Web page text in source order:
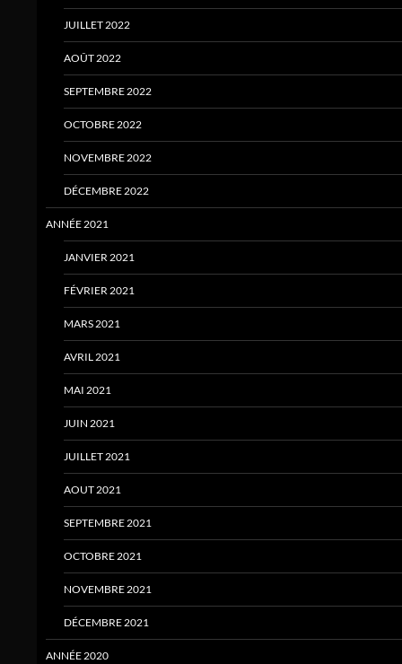
JUILLET 2022
AOÛT 2022
SEPTEMBRE 2022
OCTOBRE 2022
NOVEMBRE 2022
DÉCEMBRE 2022
ANNÉE 2021
JANVIER 2021
FÉVRIER 2021
MARS 2021
AVRIL 2021
MAI 2021
JUIN 2021
JUILLET 2021
AOUT 2021
SEPTEMBRE 2021
OCTOBRE 2021
NOVEMBRE 2021
DÉCEMBRE 2021
ANNÉE 2020